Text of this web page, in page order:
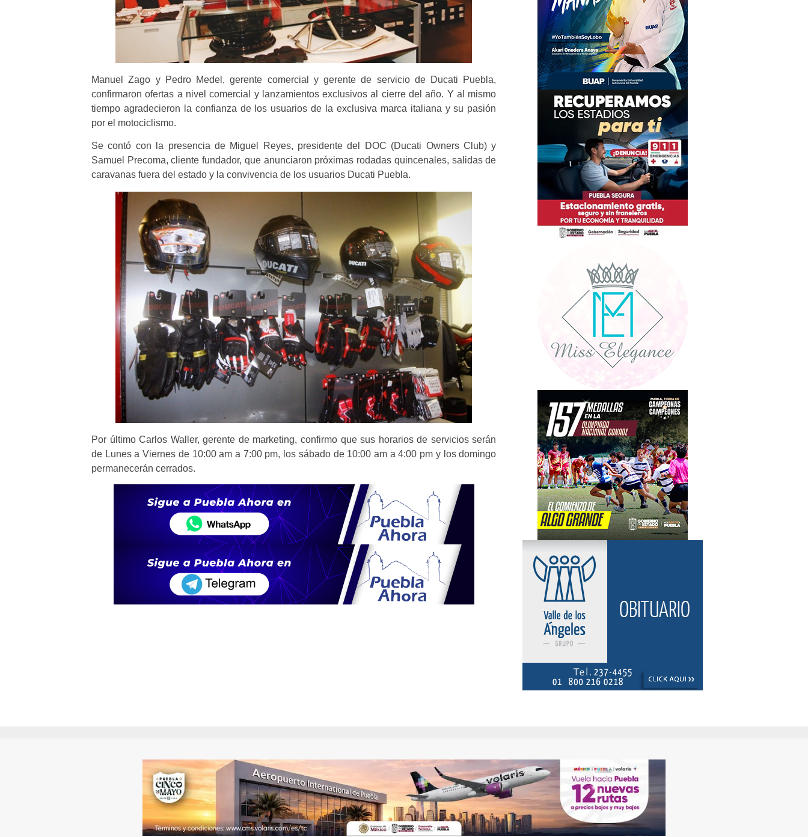
Manuel Zago y Pedro Medel, gerente comercial y gerente de servicio de Ducati Puebla,
confirmaron ofertas a nivel comercial y lanzamientos exclusivos al cierre del año. Y al mismo
tiempo agradecieron la confianza de los usuarios de la exclusiva marca italiana y su pasión
por el motociclismo.
Se contó con la presencia de Miguel Reyes, presidente del DOC (Ducati Owners Club) y
Samuel Precoma, cliente fundador, que anunciaron próximas rodadas quincenales, salidas de
caravanas fuera del estado y la convivencia de los usuarios Ducati Puebla.
Por último Carlos Waller, gerente de marketing, confirmo que sus horarios de servicios serán
de Lunes a Viernes de 10:00 am a 7:00 pm, los sábado de 10:00 am a 4:00 pm y los domingo
permanecerán cerrados.